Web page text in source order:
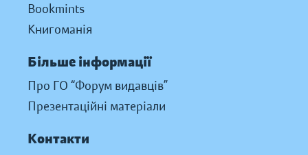
Bookmints
Книгоманія
Більше інформації
Про ГО “Форум видавців”
Презентаційні матеріали
Контакти